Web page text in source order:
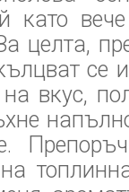
като
целта,
се
вкус,